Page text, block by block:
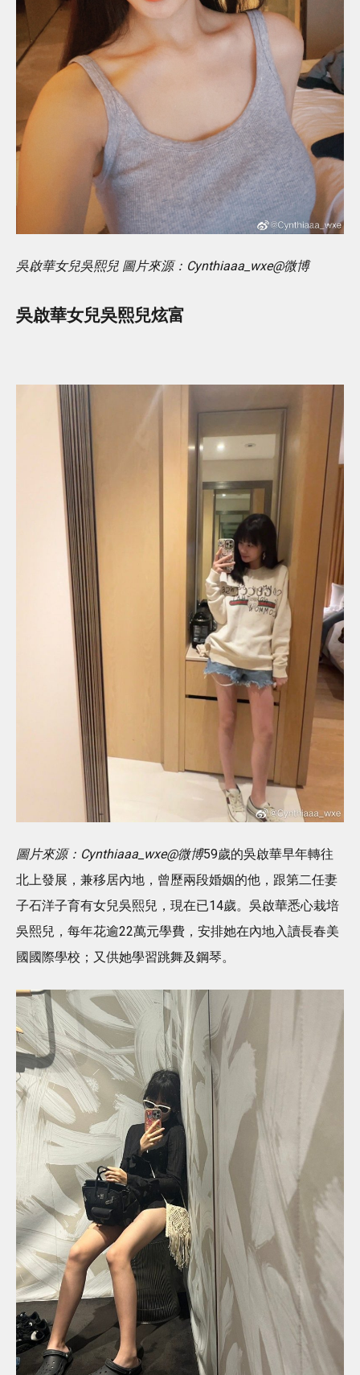
吳啟華女兒吳熙兒 圖片來源：Cynthiaaa_wxe@微博
吳啟華女兒吳熙兒炫富
圖片來源：Cynthiaaa_wxe@微博59歲的吳啟華早年轉往
北上發展，兼移居內地，曾歷兩段婚姻的他，跟第二任妻
子石洋子育有女兒吳熙兒，現在已14歲。吳啟華悉心栽培
吳熙兒，每年花逾22萬元學費，安排她在內地入讀長春美
國國際學校；又供她學習跳舞及鋼琴。